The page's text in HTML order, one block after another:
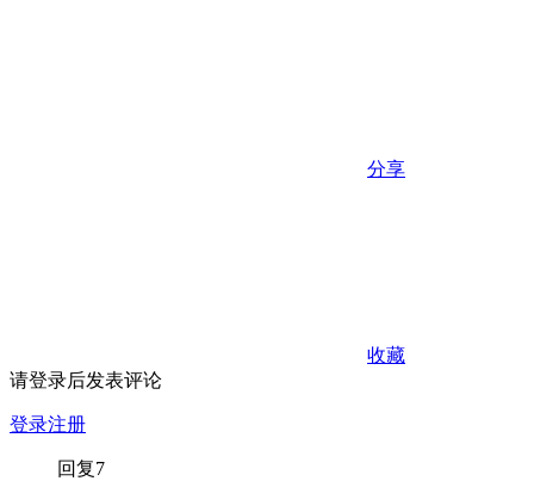
分享
收藏
请登录后发表评论
登录注册
回复7